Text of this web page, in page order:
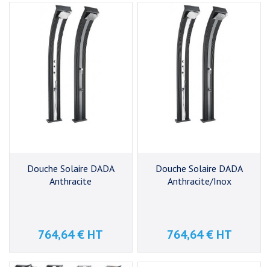
Douche Solaire DADA
Anthracite
Prix
764,64 € HT
Douche Solaire DADA
Anthracite/Inox
Prix
764,64 € HT